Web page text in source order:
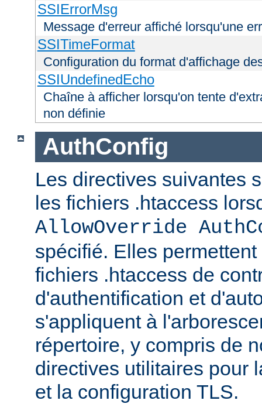
SSIErrorMsg
Message d'erreur affiché lorsqu'une
SSITimeFormat
Configuration du format d'affichage
SSIUndefinedEcho
Chaîne à afficher lorsqu'on tente
non définie
AuthConfig
Les directives suivantes
les fichiers .htaccess
AllowOverride
spécifié. Elles
fichiers .htaccess de
d'authentification et
s'appliquent à
répertoire, y compris de
directives utilitaires pour
et la configuration TLS.